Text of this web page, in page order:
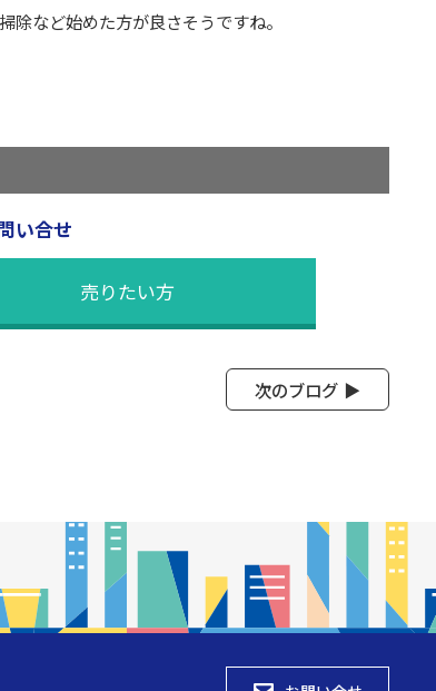
など始めた方が良さそうですね。
い合せ
売りたい方
次のブログ